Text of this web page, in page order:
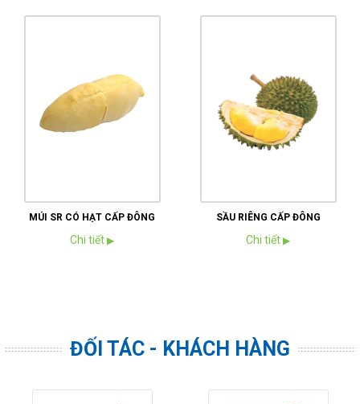
MÚI SR CÓ HẠT CẤP ĐÔNG
Chi tiết ▶
SẦU RIÊNG CẤP ĐÔNG
Chi tiết ▶
ĐỐI TÁC - KHÁCH HÀNG